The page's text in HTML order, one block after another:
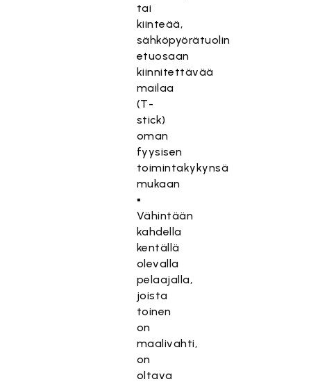
tai
kiinteää,
sähköpyörätuolin
etuosaan
kiinnitettävää
mailaa
(T-
stick)
oman
fyysisen
toimintakykynsä
mukaan
▪
Vähintään
kahdella
kentällä
olevalla
pelaajalla,
joista
toinen
on
maalivahti,
on
oltava